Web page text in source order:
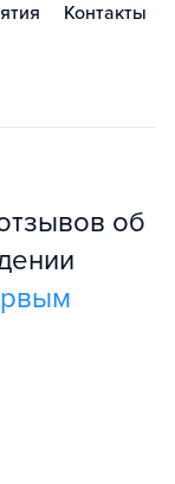
Контакты
об